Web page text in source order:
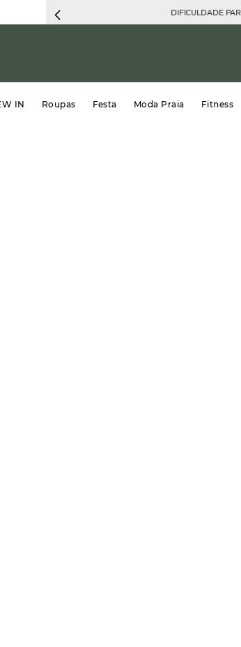
DIFICULDADE
IN Roupas Festa Moda Praia Fitness